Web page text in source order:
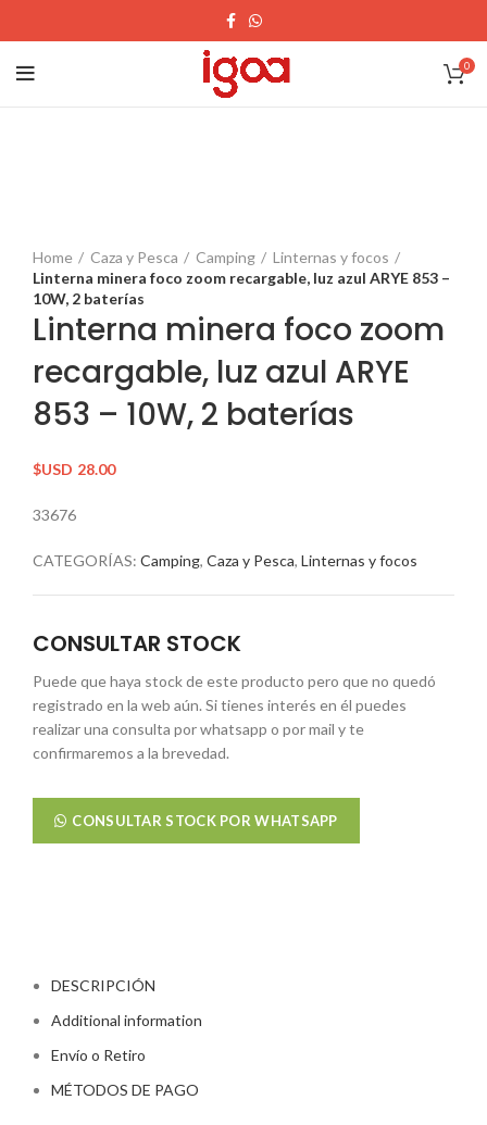
0
Home Caza y Pesca Camping
Linternas y focos
Linterna minera foco zoom recargable, luz azul ARYE 853 –
10W, 2 baterías
Linterna minera foco zoom
recargable, luz azul ARYE
853 – 10W, 2 baterías
$USD 28.00
33676
CATEGORÍAS: Camping, Caza y Pesca, Linternas y focos
CONSULTAR STOCK
Puede que haya stock de este producto pero que no quedó
registrado en la web aún. Si tienes interés en él puedes
realizar una consulta por whatsapp o por mail y te
confirmaremos a la brevedad.
CONSULTAR STOCK POR WHATSAPP
DESCRIPCIÓN
Additional information
Envío o Retiro
MÉTODOS DE PAGO